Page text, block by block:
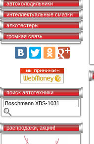
автохолодильники
интеллектуальные смазки
алкотестеры
громкая связь
поиск автотехники
распродажи, акции!